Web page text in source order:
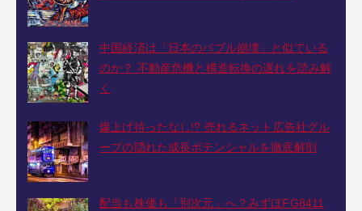
中国経済は「日本のバブル崩壊」と似ている
のか？ 不動産危機と構造転換の遅れを読み解
く
爆上げ待ったなし!? 売れるネット広告社グル
ープの隠れた成長ポテンシャルを徹底解剖
配当も株価も「別次元」へ？みずほFG8411